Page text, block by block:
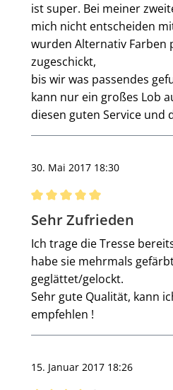
ist super. Bei meiner
mich nicht entscheiden
wurden Alternativ Farben
zugeschickt,
bis wir was passendes
kann nur ein großes Lob
diesen guten Service und
30. Mai 2017 18:30
Bewertung mit 5 von 5
Sehr Zufrieden
Ich trage die Tresse
habe sie mehrmals
geglättet/gelockt.
Sehr gute Qualität, kann
empfehlen !
15. Januar 2017 18:26